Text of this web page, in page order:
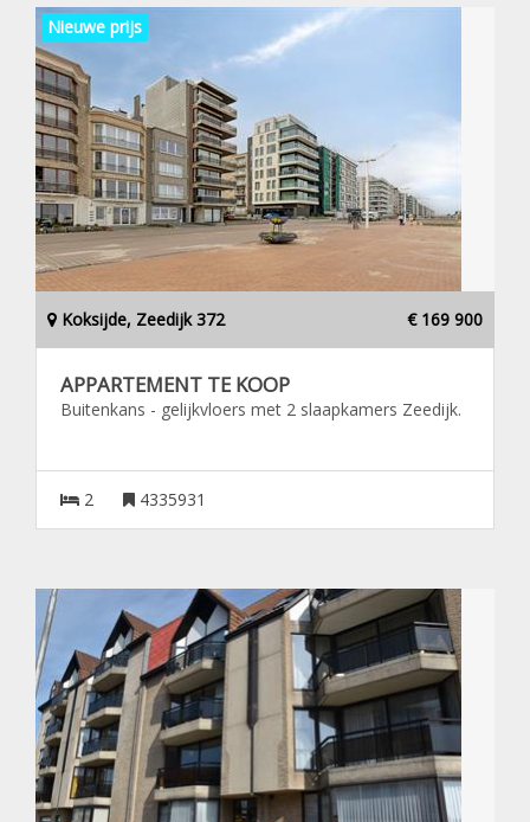
Nieuwe prijs
Koksijde, Zeedijk 372 € 169 900
APPARTEMENT TE KOOP
Buitenkans - gelijkvloers met 2 slaapkamers Zeedijk.
2 4335931